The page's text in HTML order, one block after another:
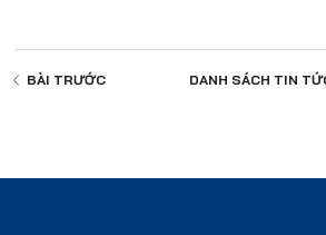
BÀI TRƯỚC DANH SÁCH TIN